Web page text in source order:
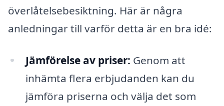
överlåtelsebesiktning. Här är några
anledningar till varför detta är en bra idé:
Jämförelse av priser: Genom att
inhämta flera erbjudanden kan du
jämföra priserna och välja det som